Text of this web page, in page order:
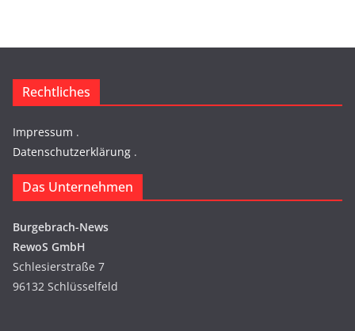
Rechtliches
Impressum .
Datenschutzerklärung .
Das Unternehmen
Burgebrach-News
RewoS GmbH
Schlesierstraße 7
96132 Schlüsselfeld